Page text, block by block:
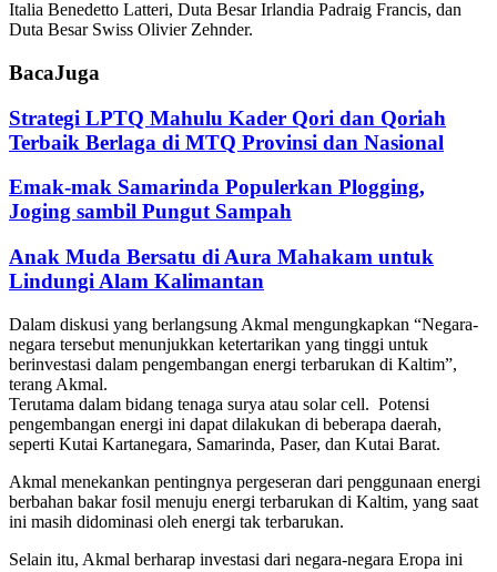
Italia Benedetto Latteri, Duta Besar Irlandia Padraig Francis, dan
Duta Besar Swiss Olivier Zehnder.
BacaJuga
Strategi LPTQ Mahulu Kader Qori dan Qoriah
Terbaik Berlaga di MTQ Provinsi dan Nasional
Emak-mak Samarinda Populerkan Plogging,
Joging sambil Pungut Sampah
Anak Muda Bersatu di Aura Mahakam untuk
Lindungi Alam Kalimantan
Dalam diskusi yang berlangsung Akmal mengungkapkan “Negara-
negara tersebut menunjukkan ketertarikan yang tinggi untuk
berinvestasi dalam pengembangan energi terbarukan di Kaltim”,
terang Akmal.
Terutama dalam bidang tenaga surya atau solar cell. Potensi
pengembangan energi ini dapat dilakukan di beberapa daerah,
seperti Kutai Kartanegara, Samarinda, Paser, dan Kutai Barat.
Akmal menekankan pentingnya pergeseran dari penggunaan energi
berbahan bakar fosil menuju energi terbarukan di Kaltim, yang saat
ini masih didominasi oleh energi tak terbarukan.
Selain itu, Akmal berharap investasi dari negara-negara Eropa ini